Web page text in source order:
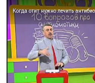
Когда отит нужно лечить